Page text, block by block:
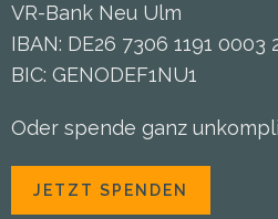
VR-Bank Neu Ulm
IBAN: DE26 7306 1191 0003
BIC: GENODEF1NU1
Oder spende ganz
JETZT SPENDEN